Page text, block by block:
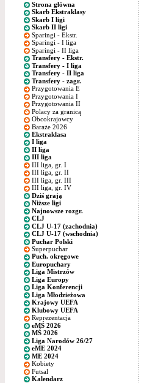
Strona główna
Skarb Ekstraklasy
Skarb I ligi
Skarb II ligi
Sparingi - Ekstr.
Sparingi - I liga
Sparingi - II liga
Transfery - Ekstr.
Transfery - I liga
Transfery - II liga
Transfery - zagr.
Przygotowania E
Przygotowania I
Przygotowania II
Polacy za granicą
Obcokrajowcy
Baraże 2026
Ekstraklasa
I liga
II liga
III liga
III liga, gr. I
III liga, gr. II
III liga, gr. III
III liga, gr. IV
Dziś grają
Niższe ligi
Najnowsze rozgr.
CLJ
CLJ U-17 (zachodnia)
CLJ U-17 (wschodnia)
Puchar Polski
Superpuchar
Puch. okręgowe
Europuchary
Liga Mistrzów
Liga Europy
Liga Konferencji
Liga Młodzieżowa
Krajowy UEFA
Klubowy UEFA
Reprezentacja
eMŚ 2026
MŚ 2026
Liga Narodów 26/27
eME 2024
ME 2024
Kobiety
Futsal
Kalendarz